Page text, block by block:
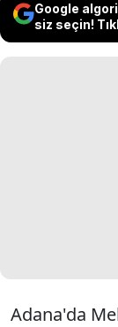
Google
siz seçin!
Adana'da